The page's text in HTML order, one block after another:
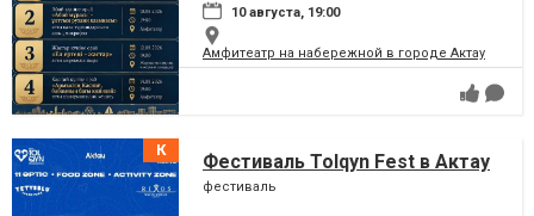
10 августа, 19:00
Амфитеатр на набережной в городе Актау
Фестиваль Tolqyn Fest в Актау
фестиваль